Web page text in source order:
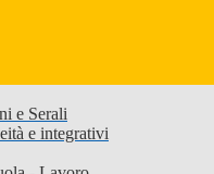
e Serali
e integrativi